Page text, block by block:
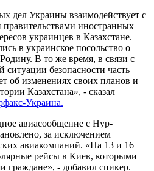
дел Украины взаимодействует с
правительствами иностранных
украинцев в Казахстане.
в украинское посольство о
В то же время, в связи с
ситуации безопасности часть
об изменениях своих планов и
Казахстана», - сказал
Украина.
авиасообщение с Нур-
за исключением
авиакомпаний. «На 13 и 16
рейсы в Киев, которыми
граждане», - добавил спикер.